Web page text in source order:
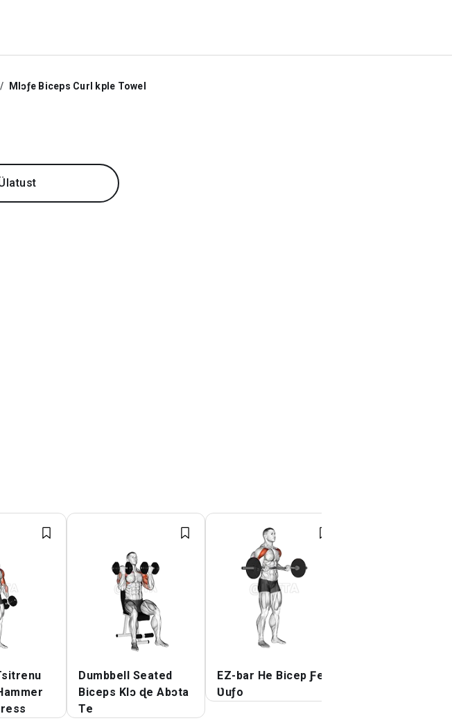
Mlɔƒe Biceps Curl kple Towel
Dumbbell Seated
Biceps Klɔ ɖe Abɔta
Te
EZ-bar He Bicep Ƒe
Ʋuƒo